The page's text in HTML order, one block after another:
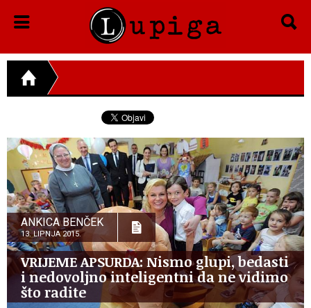
ANKICA BENČEK
13. LIPNJA 2015.
VRIJEME APSURDA: Nismo glupi, bedasti
i nedovoljno inteligentni da ne vidimo
što radite